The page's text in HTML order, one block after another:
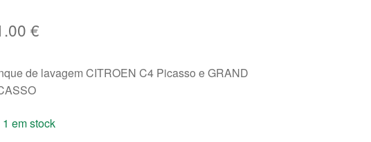
€
de lavagem CITROEN C4 Picasso e GRAND
1 em stock